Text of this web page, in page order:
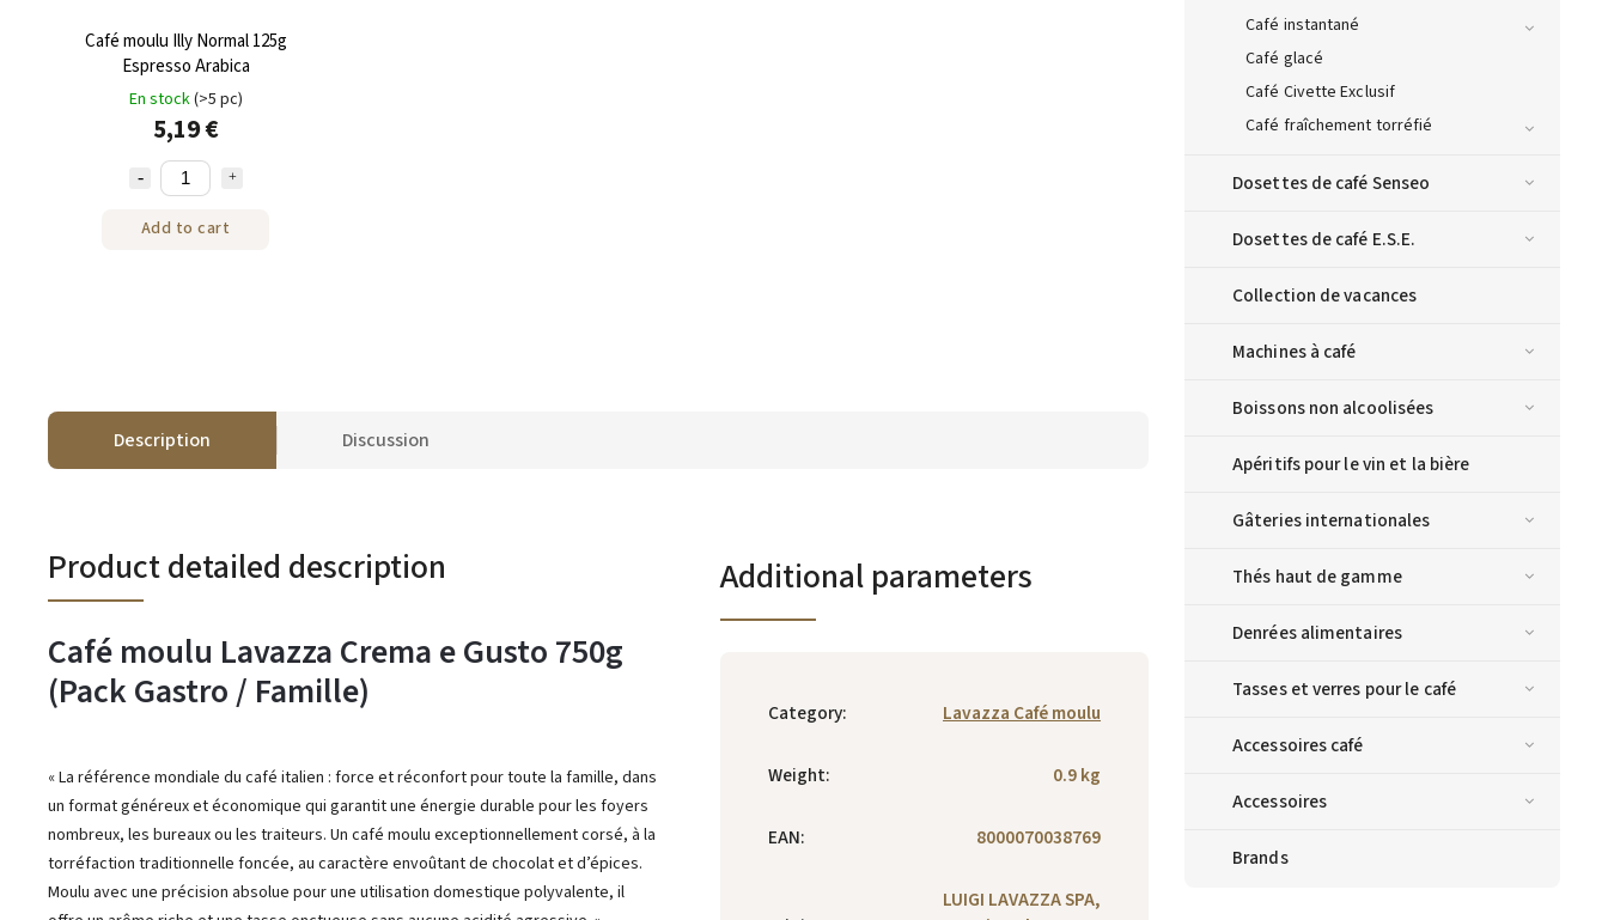
Café instantané
Café glacé
Café Civette Exclusif
Café fraîchement torréfié
Dosettes de café Senseo
Dosettes de café E.S.E.
Collection de vacances
Machines à café
Boissons non alcoolisées
Apéritifs pour le vin et la bière
Gâteries internationales
Thés haut de gamme
Denrées alimentaires
Tasses et verres pour le café
Accessoires café
Accessoires
Brands
Café moulu Illy Normal 125g
Espresso Arabica
En stock(>5 pc)
5,19 €
Add to cart
Description Discussion
Product detailed description
Café moulu Lavazza Crema e Gusto 750g
(Pack Gastro / Famille)
« La référence mondiale du café italien : force et réconfort pour toute la famille, dans
un format généreux et économique qui garantit une énergie durable pour les foyers
nombreux, les bureaux ou les traiteurs. Un café moulu exceptionnellement corsé, à la
torréfaction traditionnelle foncée, au caractère envoûtant de chocolat et d’épices.
Moulu avec une précision absolue pour une utilisation domestique polyvalente, il
Additional parameters
Category: Lavazza Café moulu
Weight: 0.9 kg
EAN: 8000070038769
LUIGI LAVAZZA SPA,